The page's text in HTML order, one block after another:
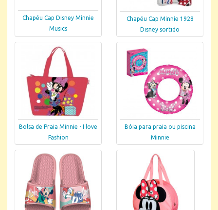
Chapéu Cap Disney Minnie
Musics
Chapéu Cap Minnie 1928
Disney sortido
Bolsa de Praia Minnie - I love
Fashion
Bóia para praia ou piscina
Minnie